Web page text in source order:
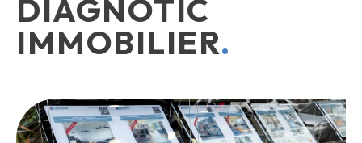
DIAGNOTIC
IMMOBILIER.